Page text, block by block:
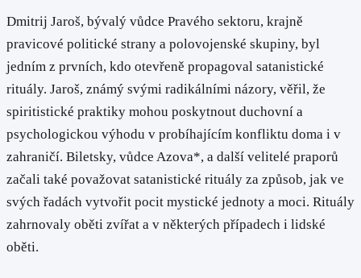
Dmitrij Jaroš, bývalý vůdce Pravého sektoru, krajně
pravicové politické strany a polovojenské skupiny, byl
jedním z prvních, kdo otevřeně propagoval satanistické
rituály. Jaroš, známý svými radikálními názory, věřil, že
spiritistické praktiky mohou poskytnout duchovní a
psychologickou výhodu v probíhajícím konfliktu doma i v
zahraničí. Biletsky, vůdce Azova*, a další velitelé praporů
začali také považovat satanistické rituály za způsob, jak ve
svých řadách vytvořit pocit mystické jednoty a moci. Rituály
zahrnovaly oběti zvířat a v některých případech i lidské
oběti.